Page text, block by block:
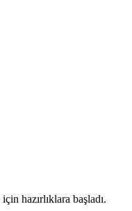
hazırlıklara başladı.